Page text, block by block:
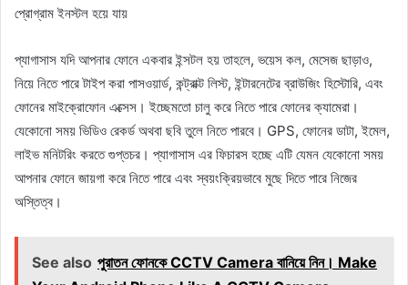
প্রোগ্রাম ইনস্টল হয়ে যায়
প্যাগাসাস যদি আপনার ফোনে একবার ইন্সটল হয় তাহলে, ভয়েস কল, মেসেজ ছাড়াও,
নিয়ে নিতে পারে টাইপ করা পাসওয়ার্ড, কন্ট্রাক্ট লিস্ট, ইন্টারনেটের ব্রাউজিং হিস্টোরি, এবং
ফোনের মাইক্রোফোন এক্সেস। ইচ্ছেমতো চালু করে নিতে পারে ফোনের ক্যামেরা।
যেকোনো সময় ভিডিও রেকর্ড অথবা ছবি তুলে নিতে পারবে। GPS, ফোনের ডাটা, ইমেল,
লাইভ মনিটরিং করতে গুপ্তচর। প্যাগাসাস এর ফিচারস হচ্ছে এটি যেমন যেকোনো সময়
আপনার ফোনে জায়গা করে নিতে পারে এবং স্বয়ংক্রিয়ভাবে মুছে দিতে পারে নিজের
অস্তিত্ব।
See also পুরাতন ফোনকে CCTV Camera বানিয়ে নিন। Make